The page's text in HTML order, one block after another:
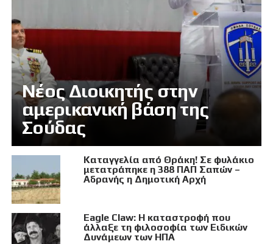
Νέος Διοικητής στην
αμερικανική βάση της
Σούδας
Καταγγελία από Θράκη! Σε φυλάκιο
μετατράπηκε η 388 ΠΑΠ Σαπών –
Αδρανής η Δημοτική Αρχή
Eagle Claw: Η καταστροφή που
άλλαξε τη φιλοσοφία των Ειδικών
Δυνάμεων των ΗΠΑ